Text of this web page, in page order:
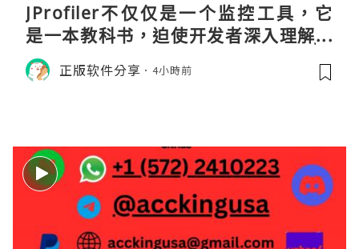
JProfiler不仅仅是一个监控工具，它
是一本教科书，迫使开发者深入理解JV
M的内存模型、垃圾回收机制和并发原
理。通过直观的可视化数据，它将抽象
正版软件分享 4小時前